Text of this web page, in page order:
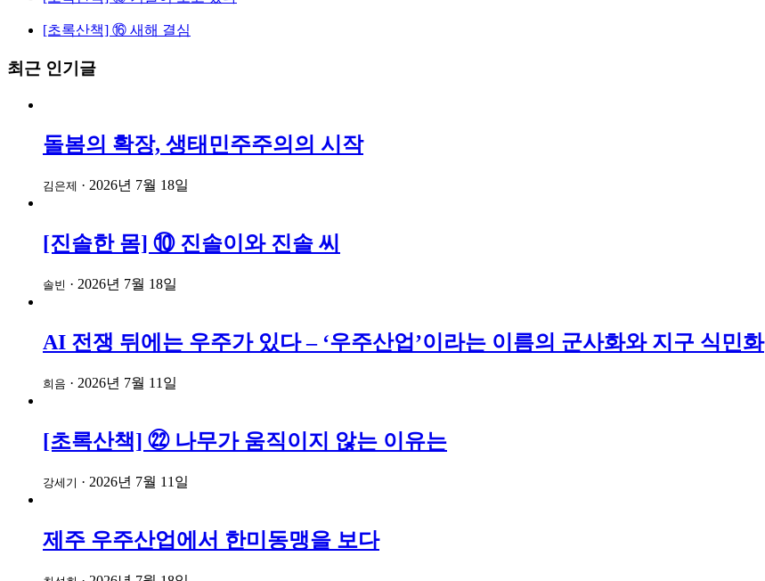
[초록산책] ⑯ 새해 결심
최근 인기글
돌봄의 확장, 생태민주주의의 시작
김은제 · 2026년 7월 18일
[진솔한 몸] ⑩ 진솔이와 진솔 씨
솔빈 · 2026년 7월 18일
AI 전쟁 뒤에는 우주가 있다 – ‘우주산업’이라는 이름의 군사화와 지구 식민화
희음 · 2026년 7월 11일
[초록산책] ㉒ 나무가 움직이지 않는 이유는
강세기 · 2026년 7월 11일
제주 우주산업에서 한미동맹을 보다